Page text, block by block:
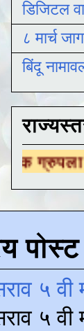
डिजिटल
८ मार्च
बिंदू
पोस्ट
५
सराव ५